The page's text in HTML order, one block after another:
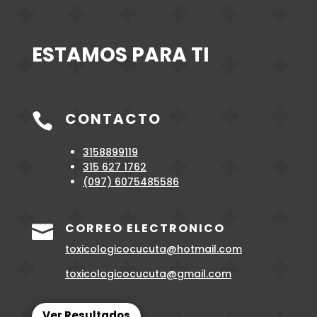
ESTAMOS PARA TI
 CONTACTO
3158899119
315 627 1762
(097) 6075485586
 CORREO ELECTRONICO
toxicologicocucuta@hotmail.com
toxicologicocucuta@gmail.com